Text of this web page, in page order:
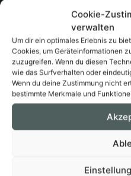
Cookie-
verwalten
Um dir ein optimales Erlebnis zu
Cookies, um Geräteinformationen
zuzugreifen. Wenn du diesen
wie das Surfverhalten oder
Wenn du deine Zustimmung nicht
bestimmte Merkmale und